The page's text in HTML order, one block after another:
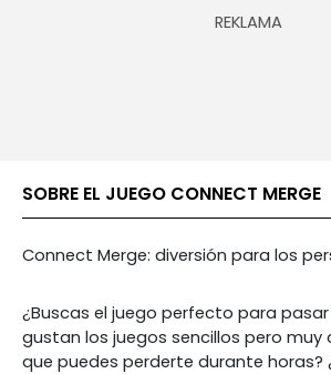
SOBRE EL JUEGO CONNECT MERGE
Connect Merge: diversión para los
¿Buscas el juego perfecto para
gustan los juegos sencillos pero muy
que puedes perderte durante horas?